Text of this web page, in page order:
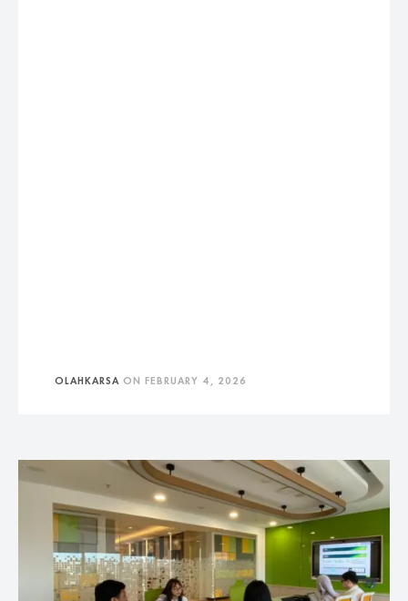
OLAHKARSA ON FEBRUARY 4, 2026